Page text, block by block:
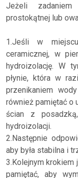
Jeżeli
prostokątnej lub
1.Jeśli w
ceramicznej, w
hydroizolację. W
płynie, która w
przenikaniem
również pamiętać o
ścian z
hydroizolacji.
2.Następnie
aby była stabilna i
3.Kolejnym krokiem
pamiętać, aby